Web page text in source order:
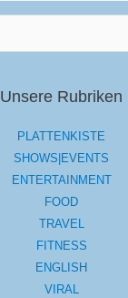
Unsere Rubriken
PLATTENKISTE
SHOWS|EVENTS
ENTERTAINMENT
FOOD
TRAVEL
FITNESS
ENGLISH
VIRAL